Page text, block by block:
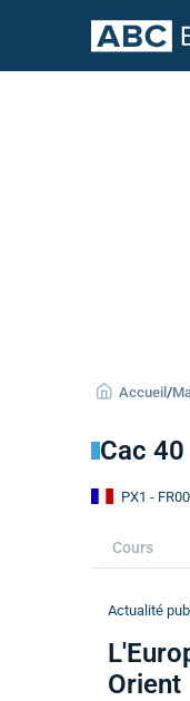
Accueil /
Cac 40
PX1 -
Cours
Actualité
Orient